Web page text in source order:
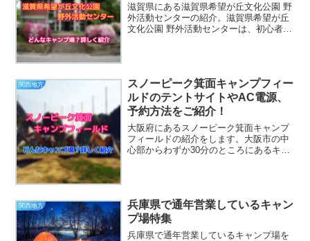
滋賀県にある滋賀県希望が丘文化公園 野
外活動センターの紹介。滋賀県希望が丘
文化公園 野外活動センターは、初心者に
関西地方
スノーピーク箕面キャンプフィー
ルドのテントサイトやAC電源、
予約方法をご紹介！
大阪府にあるスノーピーク箕面キャンプ
フィールドの紹介をします。大阪市の中
心部からわずか30分のところにあるキャ
関西地方
兵庫県で通年営業しているキャン
プ場特集
兵庫県で通年営業しているキャンプ場を